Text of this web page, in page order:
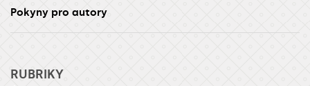
Pokyny pro autory
RUBRIKY